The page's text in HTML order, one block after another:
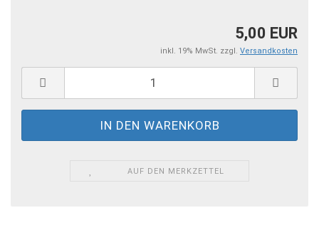
5,00 EUR
inkl. 19% MwSt. zzgl. Versandkosten
AUF DEN MERKZETTEL